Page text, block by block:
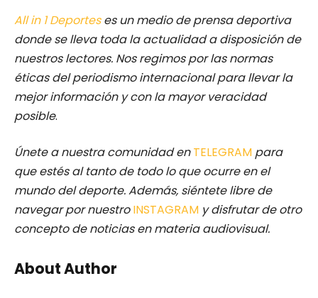
All in 1 Deporteses un medio de prensa deportiva
donde se lleva toda la actualidad a disposición de
nuestros lectores. Nos regimos por las normas
éticas del periodismo internacional para llevar la
mejor información y con la mayor veracidad
posible.
Únete a nuestra comunidad enTELEGRAM para
que estés al tanto de todo lo que ocurre en el
mundo del deporte. Además, siéntete libre de
navegar por nuestro INSTAGRAM y disfrutar de otro
concepto de noticias en materia audiovisual.
About Author